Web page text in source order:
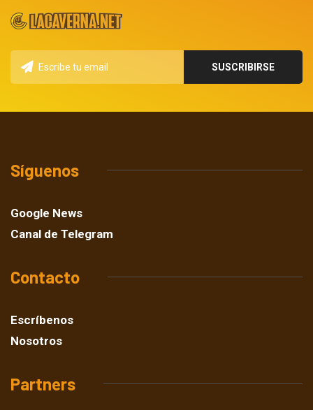
Síguenos
Google News
Canal de Telegram
Contacto
Escríbenos
Nosotros
Partners